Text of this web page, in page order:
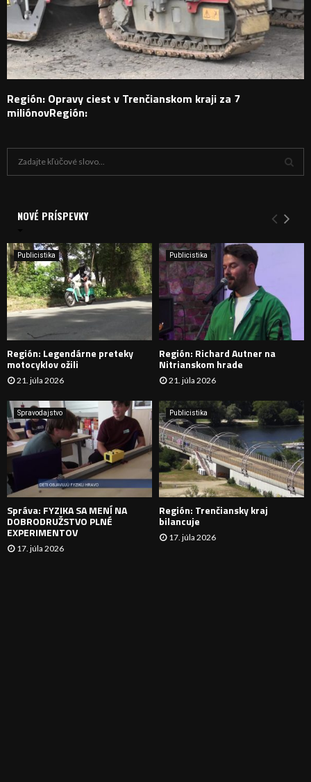
Región: Opravy ciest v Trenčianskom kraji za 7
miliónovRegión:
i
e
:
Y
H
D
A
N
I
E
NOVÉ PRÍSPEVKY
Publicistika
Región: Legendárne preteky
motocyklov ožili
21. júla 2026
Publicistika
Región: Richard Autner na
Nitrianskom hrade
21. júla 2026
Spravodajstvo
Správa: FYZIKA SA MENÍ NA
DOBRODRUŽSTVO PLNÉ
EXPERIMENTOV
17. júla 2026
Publicistika
Región: Trenčiansky kraj
bilancuje
17. júla 2026